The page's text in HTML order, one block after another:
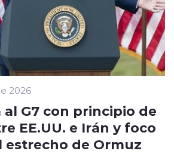
2026
G7 con principio de
EE.UU. e Irán y foco
estrecho de Ormuz